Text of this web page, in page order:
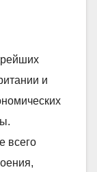
и
всего